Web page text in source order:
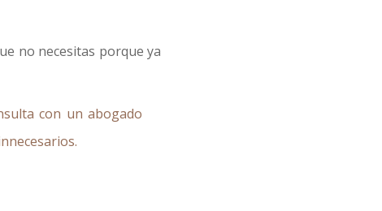
no necesitas porque ya
con un abogado